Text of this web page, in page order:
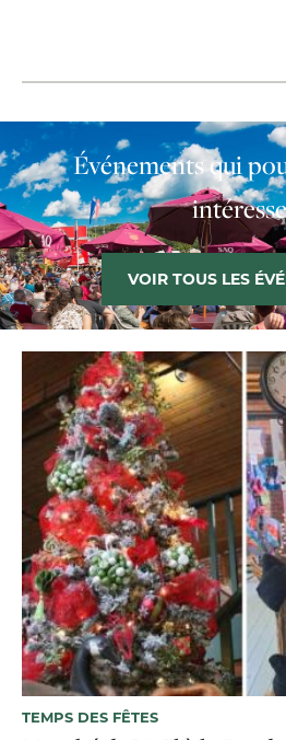
Événements qui
VOIR TOUS LES
TEMPS DES FÊTES